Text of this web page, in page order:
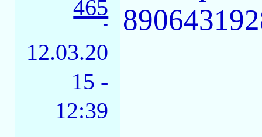
465
-
12.03.20
15 -
12:39